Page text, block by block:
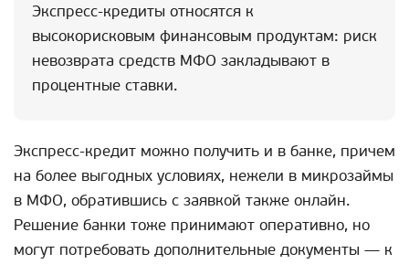
Экспресс-кредиты относятся к
высокорисковым финансовым продуктам: риск
невозврата средств МФО закладывают в
процентные ставки.
Экспресс-кредит можно получить и в банке, причем
на более выгодных условиях, нежели в микрозаймы
в МФО, обратившись с заявкой также онлайн.
Решение банки тоже принимают оперативно, но
могут потребовать дополнительные документы — к